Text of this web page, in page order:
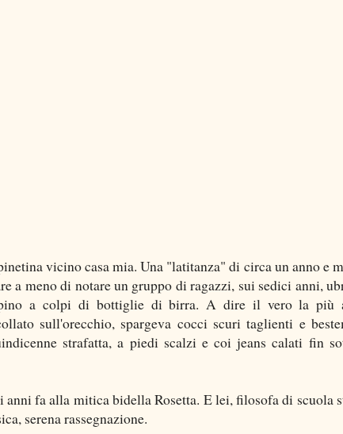
vicino casa mia. Una "latitanza" di circa un anno e
a meno di notare un gruppo di ragazzi, sui sedici anni,
pino a colpi di bottiglie di birra. A dire il vero la più
sull'orecchio, spargeva cocci scuri taglienti e
strafatta, a piedi scalzi e coi jeans calati fin
fa alla mitica bidella Rosetta. E lei, filosofa di scuola
serena rassegnazione.